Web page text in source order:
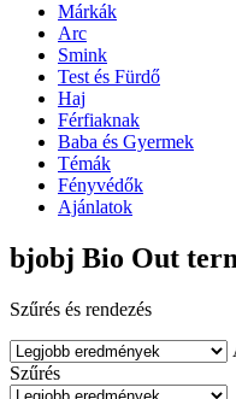
Márkák
Arc
Smink
Test és Fürdő
Haj
Férfiaknak
Baba és Gyermek
Témák
Fényvédők
Ajánlatok
bjobj Bio Out
Szűrés és rendezés
Szűrés